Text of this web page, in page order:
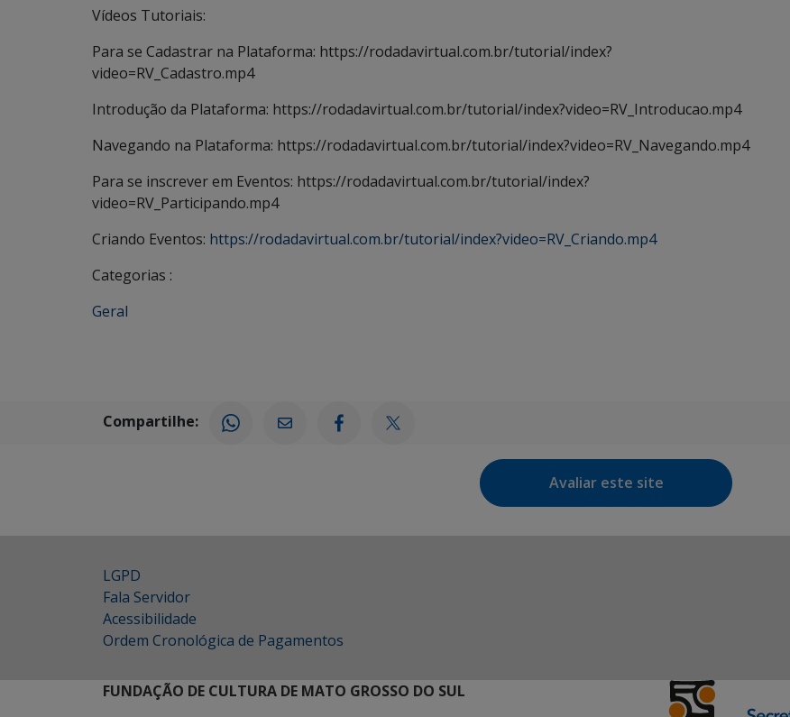
Vídeos Tutoriais:
Para se Cadastrar na Plataforma: https://rodadavirtual.com.br/tutorial/index?
video=RV_Cadastro.mp4
Introdução da Plataforma: https://rodadavirtual.com.br/tutorial/index?video=RV_Introducao.mp4
Navegando na Plataforma: https://rodadavirtual.com.br/tutorial/index?video=RV_Navegando.mp4
Para se inscrever em Eventos: https://rodadavirtual.com.br/tutorial/index?
video=RV_Participando.mp4
Criando Eventos: https://rodadavirtual.com.br/tutorial/index?video=RV_Criando.mp4
Categorias :
Geral
Compartilhe:
Avaliar este site
LGPD
Fala Servidor
Acessibilidade
Ordem Cronológica de Pagamentos
FUNDAÇÃO DE CULTURA DE MATO GROSSO DO SUL